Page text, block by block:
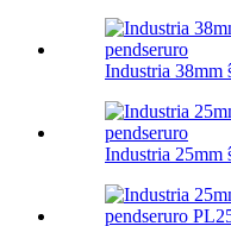
Industria 38mm
Industria 25mm